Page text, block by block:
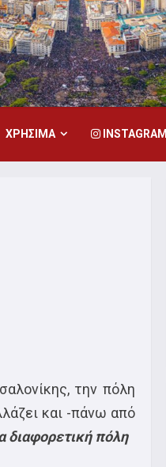
ΧΡΗΣΙΜΑ INSTAGRAM
την πόλη
και -πάνω από
διαφορετική πόλη